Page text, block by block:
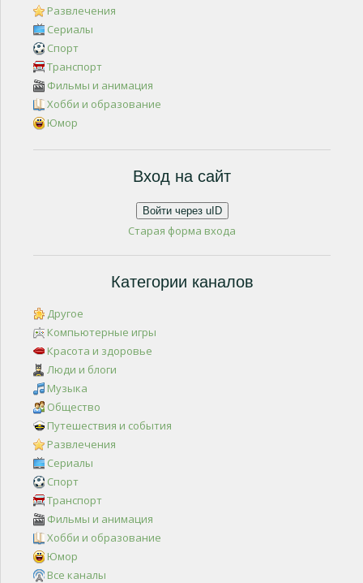
Развлечения
Сериалы
Спорт
Транспорт
Фильмы и анимация
Хобби и образование
Юмор
Вход на сайт
Войти через uID
Старая форма входа
Категории каналов
Другое
Компьютерные игры
Красота и здоровье
Люди и блоги
Музыка
Общество
Путешествия и события
Развлечения
Сериалы
Спорт
Транспорт
Фильмы и анимация
Хобби и образование
Юмор
Все каналы